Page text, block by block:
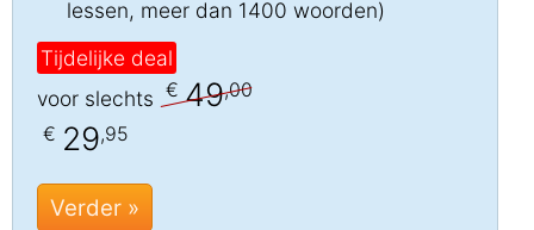
lessen, meer dan 1400 woorden)
Tijdelijke deal
voor slechts € 49,00
€ 29,95
Verder »